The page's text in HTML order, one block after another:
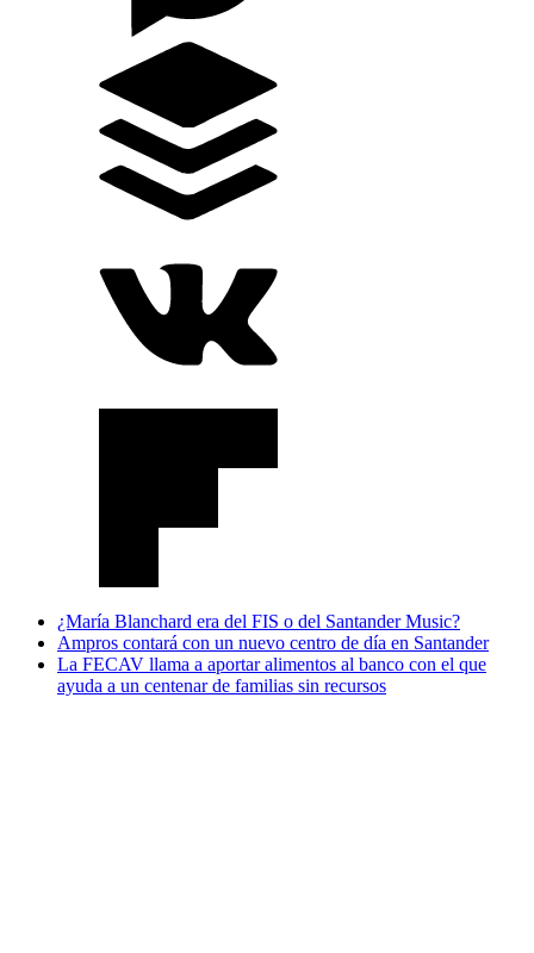
¿María Blanchard era del FIS o del Santander Music?
Ampros contará con un nuevo centro de día en Santander
La FECAV llama a aportar alimentos al banco con el que
ayuda a un centenar de familias sin recursos